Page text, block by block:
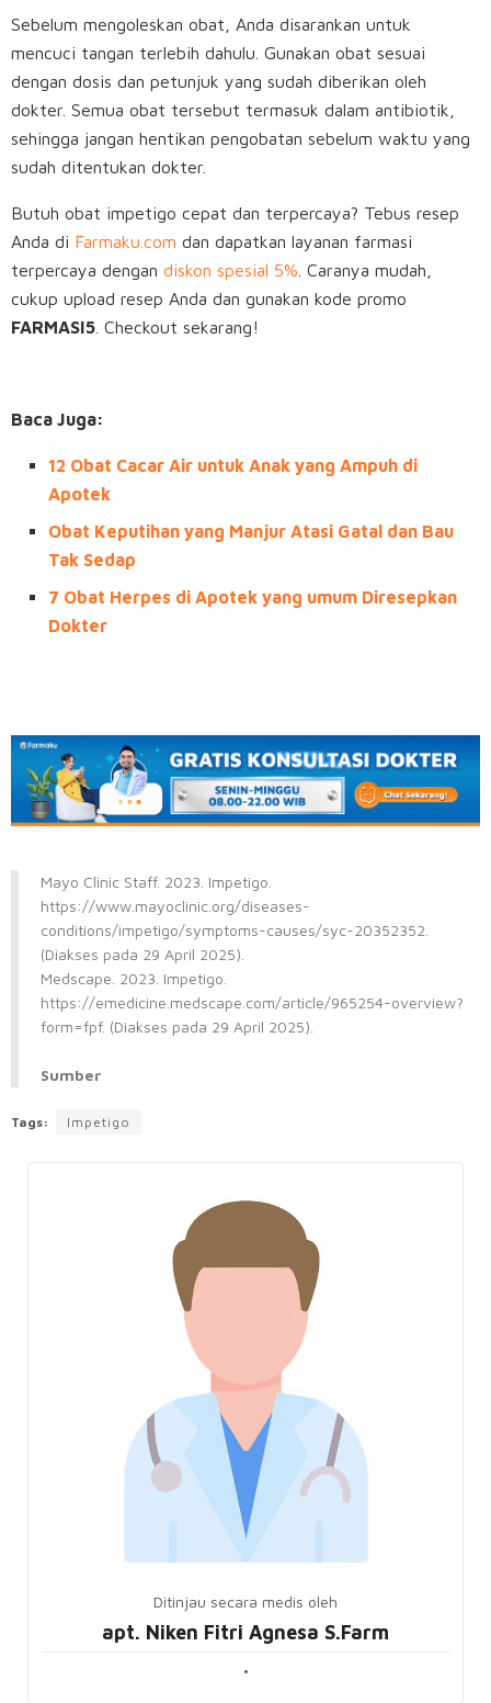
Sebelum mengoleskan obat, Anda disarankan untuk
mencuci tangan terlebih dahulu. Gunakan obat sesuai
dengan dosis dan petunjuk yang sudah diberikan oleh
dokter. Semua obat tersebut termasuk dalam antibiotik,
sehingga jangan hentikan pengobatan sebelum waktu yang
sudah ditentukan dokter.
Butuh obat impetigo cepat dan terpercaya? Tebus resep
Anda di Farmaku.com dan dapatkan layanan farmasi
terpercaya dengan diskon spesial 5% . Caranya mudah,
cukup upload resep Anda dan gunakan kode promo
FARMASI5 . Checkout sekarang!
Baca Juga:
12 Obat Cacar Air untuk Anak yang Ampuh di
Apotek
Obat Keputihan yang Manjur Atasi Gatal dan Bau
Tak Sedap
7 Obat Herpes di Apotek yang umum Diresepkan
Dokter
Mayo Clinic Staff. 2023. Impetigo.
https://www.mayoclinic.org/diseases-
conditions/impetigo/symptoms-causes/syc-20352352.
(Diakses pada 29 April 2025).
Medscape. 2023. Impetigo.
https://emedicine.medscape.com/article/965254-overview?
form=fpf. (Diakses pada 29 April 2025).
Sumber
Tags: Impetigo
Ditinjau secara medis oleh
apt. Niken Fitri Agnesa S.Farm
•